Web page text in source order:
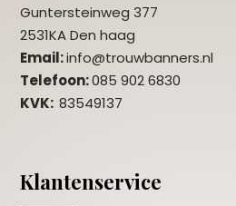
Guntersteinweg 377
2531KA Den haag
Email:info@trouwbanners.nl
Telefoon:085 902 6830
KVK:83549137
Klantenservice